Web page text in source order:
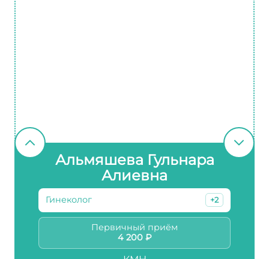
Альмяшева Гульнара
Алиевна
Гинеколог +2
Первичный приём
4 200 ₽